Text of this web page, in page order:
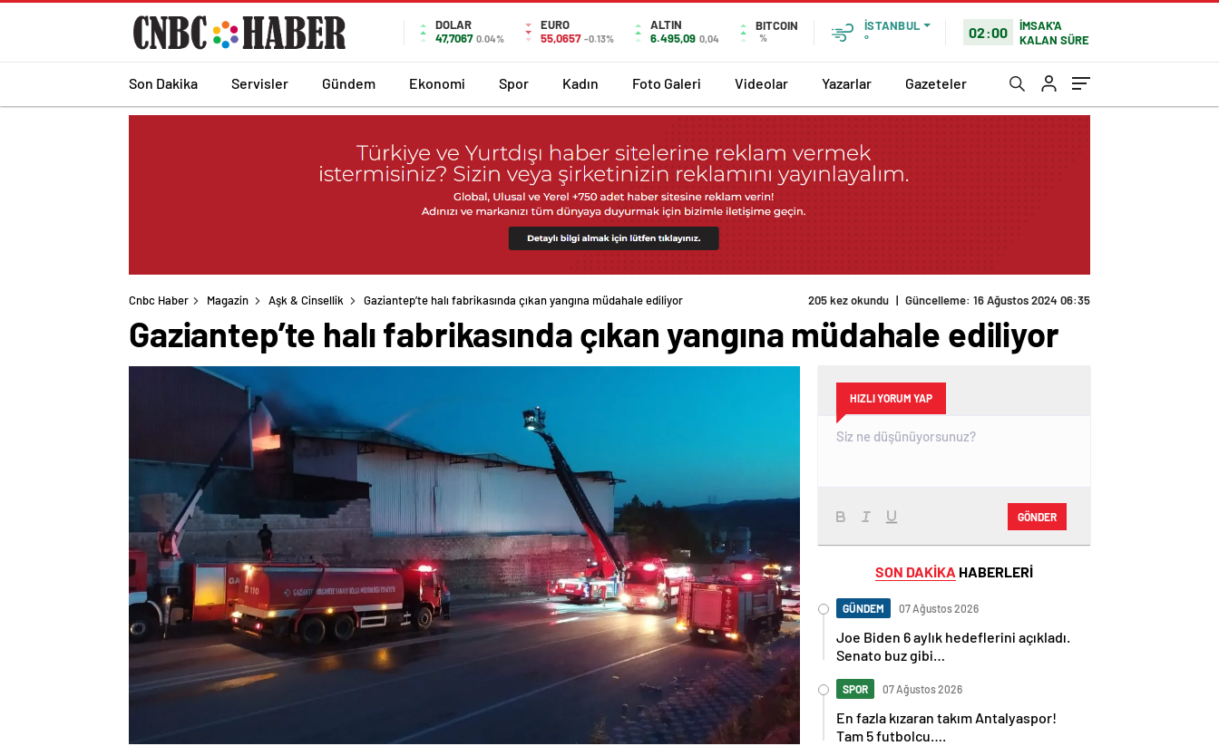
DOLAR
47,7067 0.04%
EURO
55,0657 -0.13%
ALTIN
6.495,09 0,04
BITCOIN
%
İSTANBUL
°
02:00
İMSAK'A
KALAN SÜRE
Son Dakika Servisler Gündem Ekonomi Spor Kadın Foto Galeri Videolar Yazarlar Gazeteler
Cnbc Haber Magazin Aşk & Cinsellik Gaziantep’te halı fabrikasında çıkan yangına müdahale ediliyor
Gaziantep’te halı fabrikasında çıkan yangına müdahale ediliyor
HIZLI YORUM YAP
GÖNDER
SON DAKİKA HABERLERİ
GÜNDEM 07 Ağustos 2026
Joe Biden 6 aylık hedeflerini açıkladı.
Senato buz gibi…
SPOR 07 Ağustos 2026
En fazla kızaran takım Antalyaspor!
Tam 5 futbolcu….